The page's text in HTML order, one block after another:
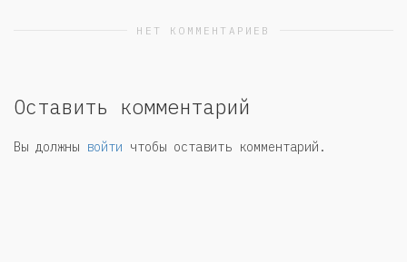
НЕТ КОММЕНТАРИЕВ
Оставить комментарий
Вы должны войти чтобы оставить комментарий.